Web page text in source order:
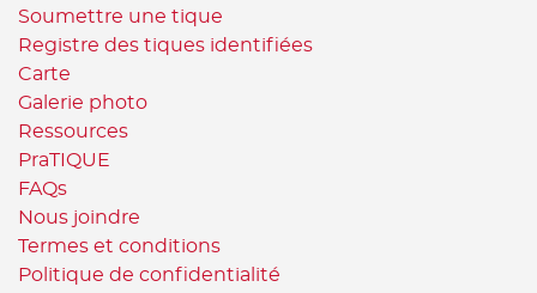
Soumettre une tique
Registre des tiques identifiées
Carte
Galerie photo
Ressources
PraTIQUE
FAQs
Nous joindre
Termes et conditions
Politique de confidentialité